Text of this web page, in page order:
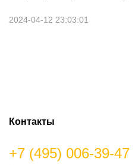
2024-04-12 23:03:01
Контакты
+7 (495) 006-39-47